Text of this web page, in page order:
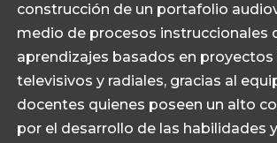
construcción de un portafolio
medio de procesos instruccionales
aprendizajes basados en
televisivos y radiales, gracias al
docentes quienes poseen un alto
por el desarrollo de las habilidades